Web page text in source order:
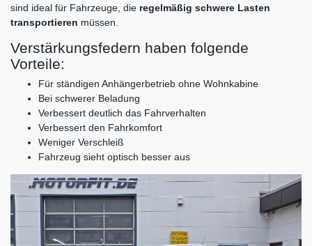
sind ideal für Fahrzeuge, die regelmäßig schwere Lasten
transportieren müssen.
Verstärkungsfedern haben folgende
Vorteile:
Für ständigen Anhängerbetrieb ohne Wohnkabine
Bei schwerer Beladung
Verbessert deutlich das Fahrverhalten
Verbessert den Fahrkomfort
Weniger Verschleiß
Fahrzeug sieht optisch besser aus